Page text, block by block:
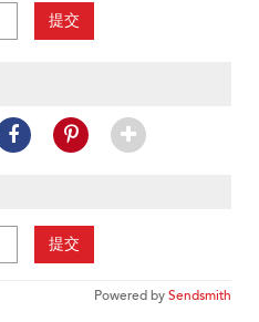
提交
提交
Powered bySendsmith